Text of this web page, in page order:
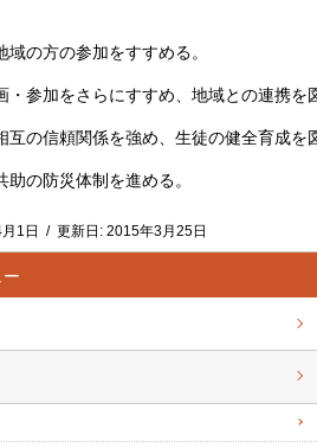
の方の参加をすすめる。
参加をさらにすすめ、地域との連携を
の信頼関係を強め、生徒の健全育成を
の防災体制を進める。
1日 / 更新日: 2015年3月25日